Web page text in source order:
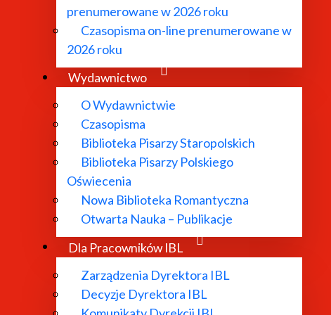
prenumerowane w 2026 roku
Czasopisma on-line prenumerowane w
2026 roku
Wydawnictwo
O Wydawnictwie
Czasopisma
Biblioteka Pisarzy Staropolskich
Biblioteka Pisarzy Polskiego
Oświecenia
Nowa Biblioteka Romantyczna
Otwarta Nauka – Publikacje
Dla Pracowników IBL
Zarządzenia Dyrektora IBL
Decyzje Dyrektora IBL
sekretariat@ibl.waw.pl
adres elektronicznej skrzynki podawczej:
adres do e-Doręczeń: AE:PL-26106-32946-